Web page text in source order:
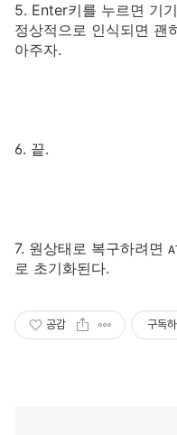
5. Enter키를 누르면 기
정상적으로 인식되면 괜
아주자.
6. 끝.
7. 원상태로 복구하려면
로 초기화된다.
공감 구독하